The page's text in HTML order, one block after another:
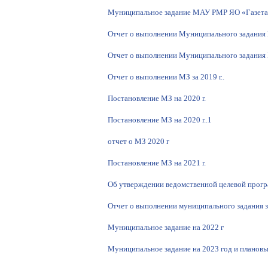
Муниципальное задание МАУ РМР ЯО «Газета
Отчет о выполнении Муниципального
Отчет о выполнении Муниципального
Отчет о выполнении МЗ за 2019 г..
Постановление МЗ на 2020 г.
Постановление МЗ на 2020 г..1
отчет о МЗ 2020 г
Постановление МЗ на 2021 г.
Об утверждении ведомственной целевой
Отчет о выполнении муниципального задания
Муниципальное задание на 2022 г
Муниципальное задание на 2023 год и